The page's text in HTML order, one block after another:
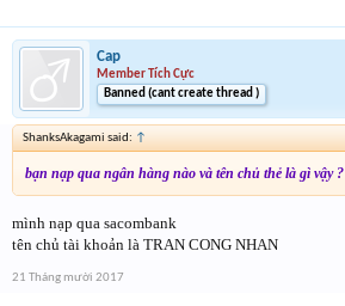
Cap
Member Tích Cực
Banned (cant create thread )
ShanksAkagami said: ↑
bạn nạp qua ngân hàng nào và tên chủ thẻ là gì vậy ?
mình nạp qua sacombank
tên chủ tài khoản là TRAN CONG NHAN
21 Tháng mười 2017